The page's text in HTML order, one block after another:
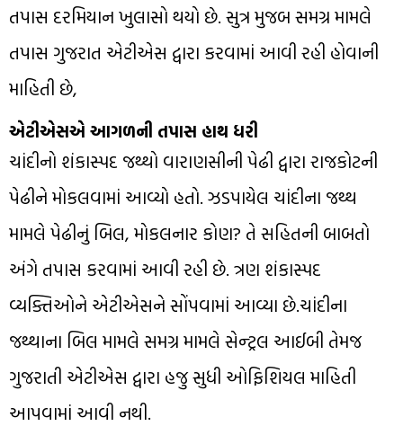
તપાસ દરમિયાન ખુલાસો થયો છે. સુત્ર મુજબ સમગ્ર મામલે
તપાસ ગુજરાત એટીએસ દ્વારા કરવામાં આવી રહી હોવાની
માહિતી છે,
એટીએસએ આગળની તપાસ હાથ ધરી
ચાંદીનો શંકાસ્પદ જથ્થો વારાણસીની પેઢી દ્વારા રાજકોટની
પેઢીને મોકલવામાં આવ્યો હતો. ઝડપાયેલ ચાંદીના જથ્થ
મામલે પેઢીનું બિલ, મોકલનાર કોણ? તે સહિતની બાબતો
અંગે તપાસ કરવામાં આવી રહી છે. ત્રણ શંકાસ્પદ
વ્યક્તિઓને એટીએસને સોંપવામાં આવ્યા છે.ચાંદીના
જથ્થાના બિલ મામલે સમગ્ર મામલે સેન્ટ્રલ આઈબી તેમજ
ગુજરાતી એટીએસ દ્વારા હજુ સુધી ઓફિશિયલ માહિતી
આપવામાં આવી નથી.